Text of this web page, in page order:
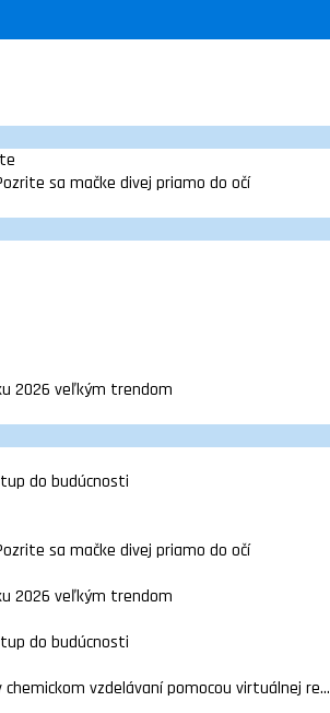
sa mačke divej priamo do očí
2026 veľkým trendom
do budúcnosti
sa mačke divej priamo do očí
2026 veľkým trendom
do budúcnosti
chemickom vzdelávaní pomocou virtuálnej re...